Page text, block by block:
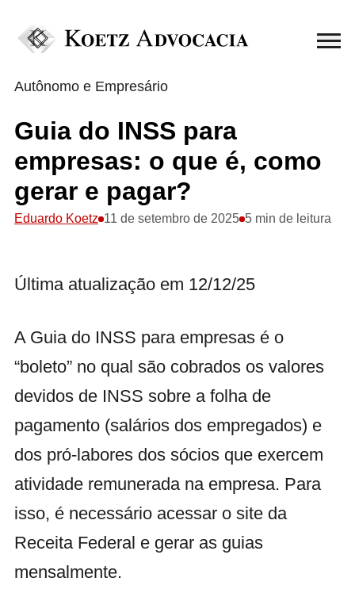
Autônomo e Empresário
Guia do INSS para
empresas: o que é, como
gerar e pagar?
Eduardo Koetz 11 de setembro de 2025 5 min de leitura
Última atualização em 12/12/25
A Guia do INSS para empresas é o
“boleto” no qual são cobrados os valores
devidos de INSS sobre a folha de
pagamento (salários dos empregados) e
dos pró-labores dos sócios que exercem
atividade remunerada na empresa. Para
isso, é necessário acessar o site da
Receita Federal e gerar as guias
mensalmente.